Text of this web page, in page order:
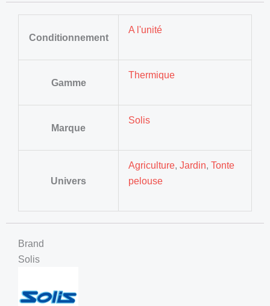
Conditionnement
A l'unité
Gamme
Thermique
Marque
Solis
Univers
Agriculture,Jardin,Tonte
pelouse
Brand
Solis